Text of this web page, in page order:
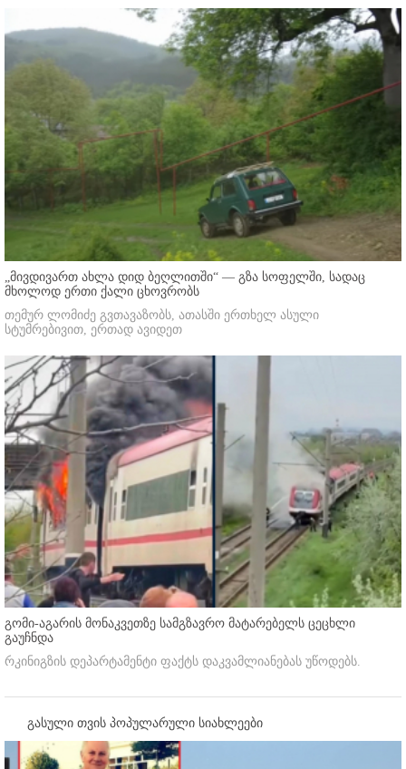
„მივდივართ ახლა დიდ ბეღლითში“ — გზა სოფელში, სადაც
მხოლოდ ერთი ქალი ცხოვრობს
თემურ ლომიძე გვთავაზობს, ათასში ერთხელ ასული
სტუმრებივით, ერთად ავიდეთ
გომი-აგარის მონაკვეთზე სამგზავრო მატარებელს ცეცხლი
გაუჩნდა
რკინიგზის დეპარტამენტი ფაქტს დაკვამლიანებას უწოდებს.
გასული თვის პოპულარული სიახლეები